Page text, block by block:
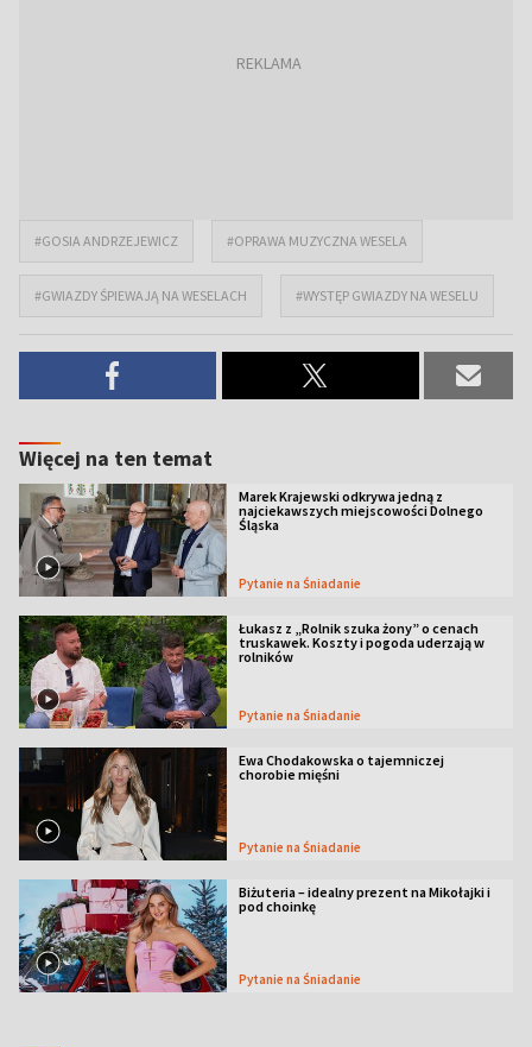
#GOSIA ANDRZEJEWICZ #OPRAWA MUZYCZNA WESELA
#GWIAZDY ŚPIEWAJĄ NA WESELACH #WYSTĘP GWIAZDY NA WESELU
Więcej na ten temat
Marek Krajewski odkrywa jedną z
najciekawszych miejscowości Dolnego
Śląska
Pytanie na Śniadanie
Łukasz z „Rolnik szuka żony” o cenach
truskawek. Koszty i pogoda uderzają w
rolników
Pytanie na Śniadanie
Ewa Chodakowska o tajemniczej
chorobie mięśni
Pytanie na Śniadanie
Biżuteria – idealny prezent na Mikołajki i
pod choinkę
Pytanie na Śniadanie